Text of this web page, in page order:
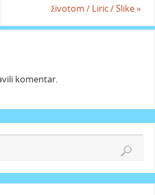
životom / Liric / Slike»
komentar.